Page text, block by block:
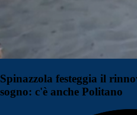
Spinazzola festeggia il
sogno: c'è anche Politano